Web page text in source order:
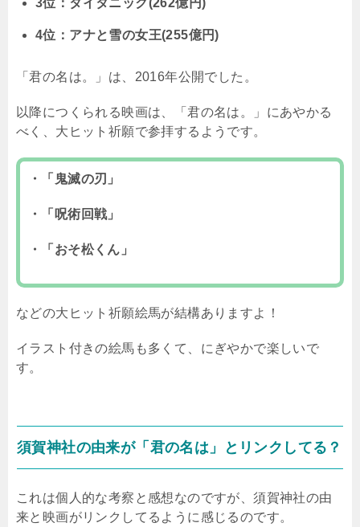
4位：アナと雪の女王(255億円)
「君の名は。」は、2016年公開でした。
以降につくられる映画は、「君の名は。」にあやかる
べく、大ヒット祈願で参拝するようです。
・「鬼滅の刃」
・「呪術回戦」
・「おそ松くん」
などの大ヒット祈願絵馬が結構ありますよ！
イラスト付きの絵馬も多くて、にぎやかで楽しいで
す。
須賀神社の由来が「君の名は」とリンクしてる？
これは個人的な考察と感想なのですが、須賀神社の由
来と映画がリンクしてるように感じるのです。